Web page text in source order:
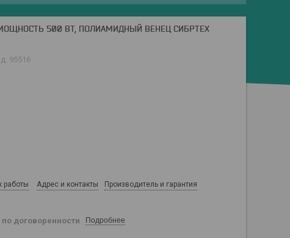
500 ВТ, ПОЛИАМИДНЫЙ ВЕНЕЦ СИБРТЕХ
95516
работы Адрес и контакты Производитель и гарантия
по договоренности Подробнее